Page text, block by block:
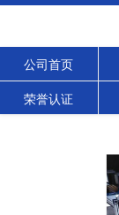
公司首页
荣誉认证